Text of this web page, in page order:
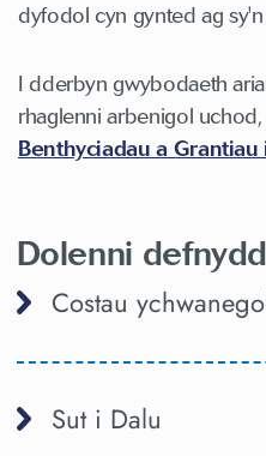
dyfodol cyn gynted ag
I dderbyn gwybodaeth
rhaglenni arbenigol
Benthyciadau a Grantiau
Dolenni
Costau
Sut i Dalu